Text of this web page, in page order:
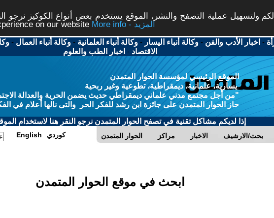
ولتسهيل عملية التصفح والنشر، الموقع يستخدم بعض أنواع الكوكيز نرجو
on our website
More info - المزيد
- اخبار الأدب والفن -وكالة أنباء اليسار -وكالة أنباء العلمانية -وكالة أنباء العمال -
الاقتصاد - اخبار الطب والعلوم
الموقع الرئيسي لمؤسسة الحوار المتمدن
يسارية، علمانية، ديمقراطية، تطوعية وغير ربحية
"من أجل مجتمع مدني علماني ديمقراطي حديث يضمن الحرية والعدالة
حاز الحوار المتمدن على جائزة ابن رشد للفكر الحر والتى نالها أعلام في
إذا لديكم مشاكل تقنية في تصفح الحوار المتمدن نرجو النقر هنا لاستخدام
الحوار المتمدن مراكز الاخبار بحث/الارشيف English كوردي
ابحث في موقع الحوار المتمدن